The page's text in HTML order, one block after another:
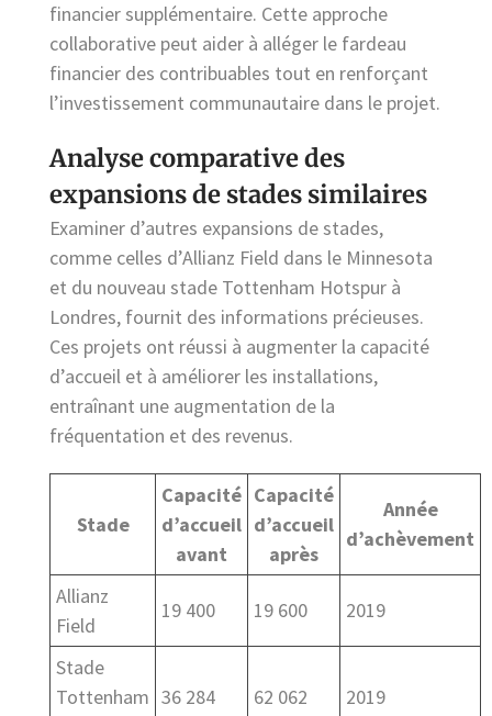
financier supplémentaire. Cette approche
collaborative peut aider à alléger le fardeau
financier des contribuables tout en renforçant
l’investissement communautaire dans le projet.
Analyse comparative des
expansions de stades similaires
Examiner d’autres expansions de stades,
comme celles d’Allianz Field dans le Minnesota
et du nouveau stade Tottenham Hotspur à
Londres, fournit des informations précieuses.
Ces projets ont réussi à augmenter la capacité
d’accueil et à améliorer les installations,
entraînant une augmentation de la
fréquentation et des revenus.
Stade
Capacité
d’accueil
avant
Capacité
d’accueil
après
Année
d’achèvement
Allianz
Field
19 400 19 600 2019
Stade
Tottenham 36 284 62 062 2019